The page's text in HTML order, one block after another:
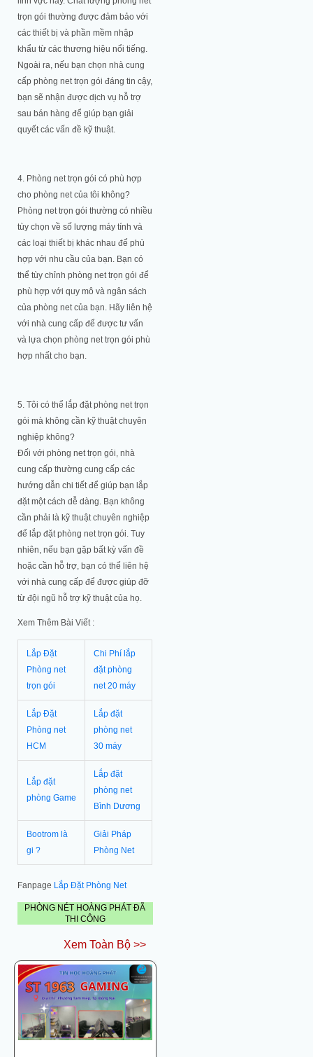
trọn gói thường được đảm bảo với
các thiết bị và phần mềm nhập
khẩu từ các thương hiệu nổi tiếng.
Ngoài ra, nếu bạn chọn nhà cung
cấp phòng net trọn gói đáng tin cậy,
bạn sẽ nhận được dịch vụ hỗ trợ
sau bán hàng để giúp bạn giải
quyết các vấn đề kỹ thuật.
4. Phòng net trọn gói có phù hợp
cho phòng net của tôi không?
Phòng net trọn gói thường có nhiều
tùy chọn về số lượng máy tính và
các loại thiết bị khác nhau để phù
hợp với nhu cầu của bạn. Bạn có
thể tùy chỉnh phòng net trọn gói để
phù hợp với quy mô và ngân sách
của phòng net của bạn. Hãy liên hệ
với nhà cung cấp để được tư vấn
và lựa chọn phòng net trọn gói phù
hợp nhất cho bạn.
5. Tôi có thể lắp đặt phòng net trọn
gói mà không cần kỹ thuật chuyên
nghiệp không?
Đối với phòng net trọn gói, nhà
cung cấp thường cung cấp các
hướng dẫn chi tiết để giúp bạn lắp
đặt một cách dễ dàng. Bạn không
cần phải là kỹ thuật chuyên nghiệp
để lắp đặt phòng net trọn gói. Tuy
nhiên, nếu bạn gặp bất kỳ vấn đề
hoặc cần hỗ trợ, bạn có thể liên hệ
với nhà cung cấp để được giúp đỡ
từ đội ngũ hỗ trợ kỹ thuật của họ.
Xem Thêm Bài Viết :
Lắp Đặt
Phòng net
trọn gói
Chi Phí lắp
đặt phòng
net 20 máy
Lắp Đặt
Phòng net
HCM
Lắp đặt
phòng net
30 máy
Lắp đặt
phòng Game
Lắp đặt
phòng net
Bình Dương
Bootrom là
gi ?
Giải Pháp
Phòng Net
Fanpage Lắp Đặt Phòng Net
PHÒNG NÉT HOÀNG PHÁT ĐÃ
THI CÔNG
Xem Toàn Bộ >>